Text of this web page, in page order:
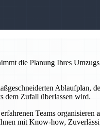
die Planung Ihres
Ablaufplan,
dem Zufall überlassen wird.
Teams organisieren
mit Know-how,